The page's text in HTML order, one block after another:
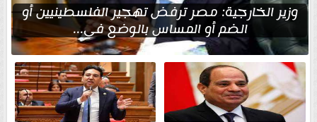
وزير الخارجية: مصر ترفض تهجير الفلسطينيين أو
الضم أو المساس بالوضع في...